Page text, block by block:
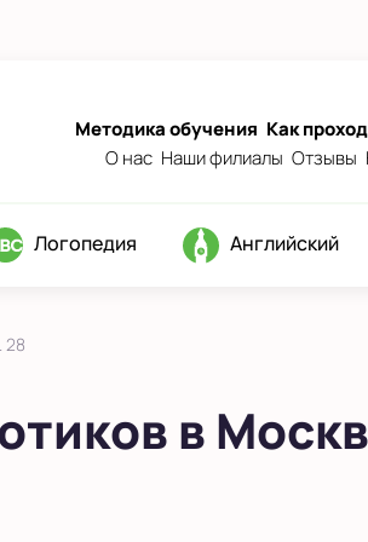
Методика обучения Как
О нас Наши филиалы Отзывы
Логопедия Английский
28
в